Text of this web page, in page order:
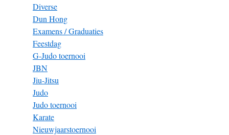
Diverse
Dun Hong
Examens / Graduaties
Feestdag
G-Judo toernooi
JBN
Jiu-Jitsu
Judo
Judo toernooi
Karate
Nieuwjaarstoernooi